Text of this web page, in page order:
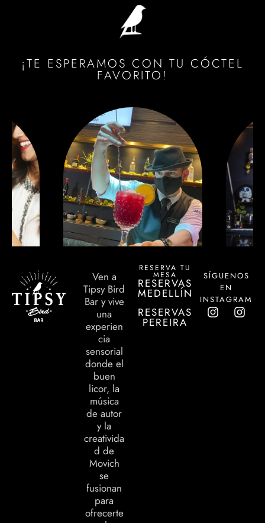
¡TE ESPERAMOS CON TU CÓCTEL
FAVORITO!
Ven a
Tipsy Bird
Bar y vive
una
experien
cia
sensorial
donde el
buen
licor, la
música
de autor
y la
creativida
d de
Movich
se
fusionan
para
ofrecerte
RESERVA TU
MESA
RESERVAS
MEDELLÍN
RESERVAS
PEREIRA
SÍGUENOS
EN
INSTAGRAM